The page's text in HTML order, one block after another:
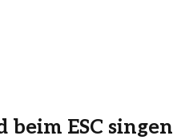
ESC singen